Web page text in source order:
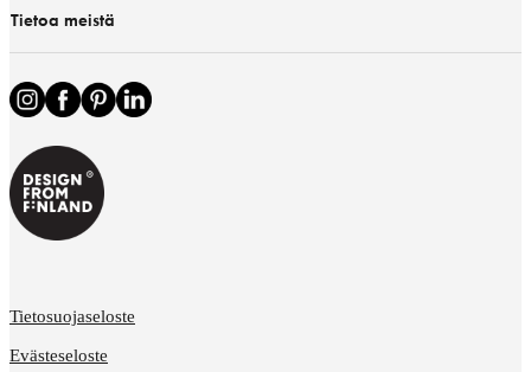
Tietoa meistä
Tietosuojaseloste
Evästeseloste